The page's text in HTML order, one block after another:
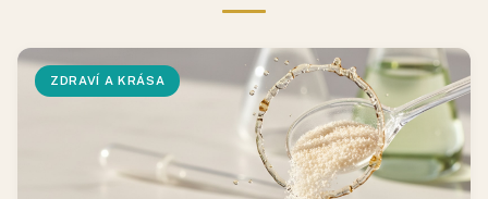
ZDRAVÍ A KRÁSA